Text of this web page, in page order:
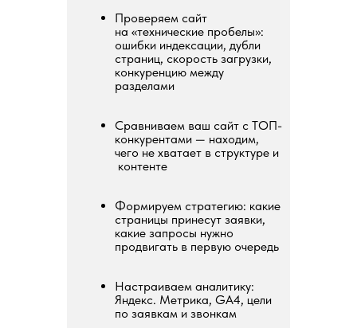
Проверяем сайт
на «технические пробелы»:
ошибки индексации, дубли
страниц, скорость загрузки,
конкуренцию между
разделами
Сравниваем ваш сайт с ТОП-
конкурентами — находим,
чего не хватает в структуре и
контенте
Формируем стратегию: какие
страницы принесут заявки,
какие запросы нужно
продвигать в первую очередь
Настраиваем аналитику:
Яндекс. Метрика, GA4, цели
по заявкам и звонкам